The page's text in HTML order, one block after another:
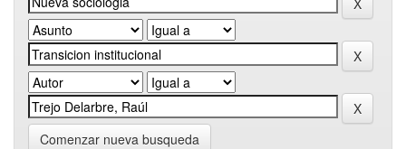
Comenzar nueva busqueda